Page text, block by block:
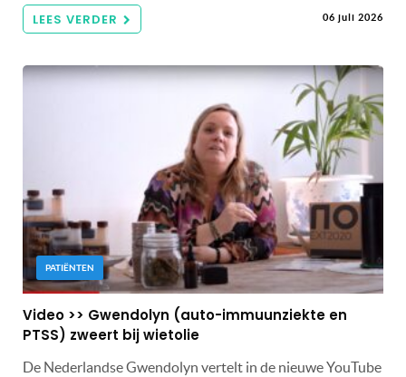
LEES VERDER 06 juli 2026
PATIËNTEN
Video >> Gwendolyn (auto-immuunziekte en
PTSS) zweert bij wietolie
De Nederlandse Gwendolyn vertelt in de nieuwe YouTube